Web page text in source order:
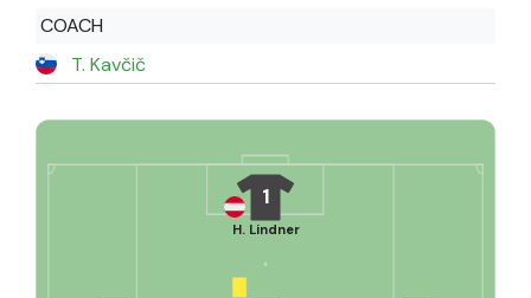
COACH
T. Kavčič
1
H. Lindner